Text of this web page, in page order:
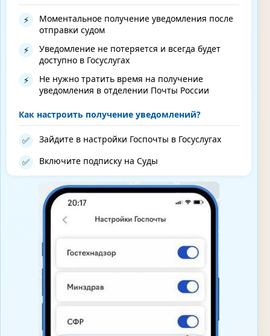
⚡
Моментальное получение уведомления после
отправки судом
⚡
Уведомление не потеряется и всегда будет
доступно в Госуслугах
⚡
Не нужно тратить время на получение
уведомления в отделении Почты России
Как настроить получение уведомлений?
✅ Зайдите в настройки Госпочты в Госуслугах
✅ Включите подписку на Суды